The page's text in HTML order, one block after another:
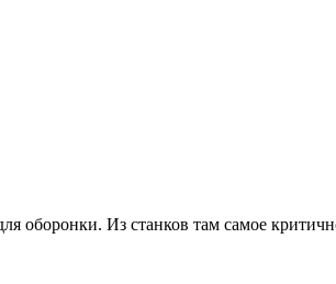
оборонки. Из станков там самое